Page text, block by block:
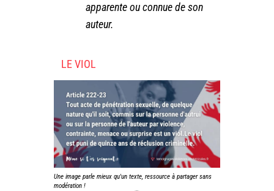
apparente ou connue de son
auteur.
LE VIOL
Une image parle mieux qu'un texte, ressource à partager sans
modération !